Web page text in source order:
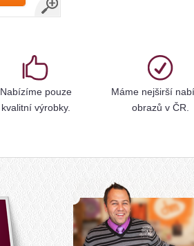
Nabízíme pouze
kvalitní výrobky.
Máme nejširší
obrazů v ČR.